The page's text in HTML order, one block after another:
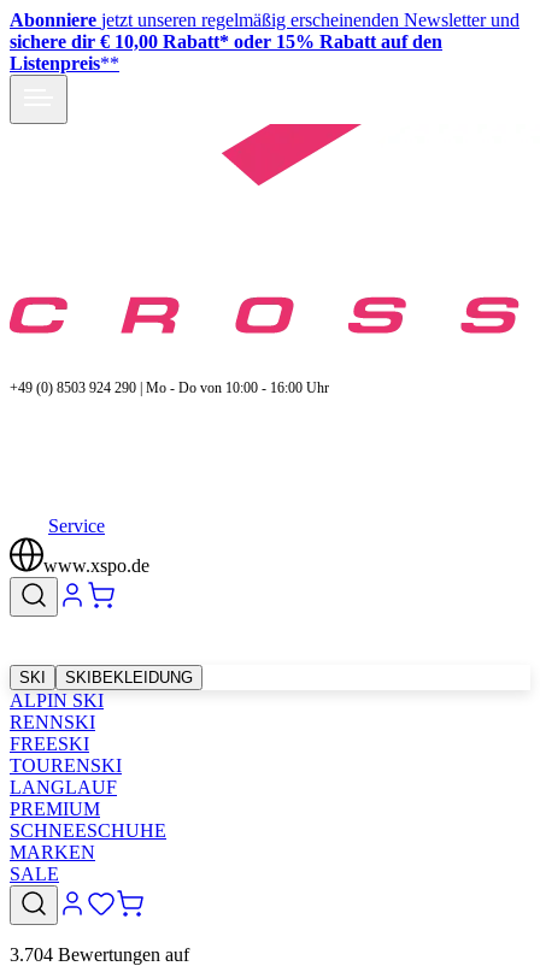
Abonniere jetzt unseren regelmäßig erscheinenden Newsletter und
sichere dir € 10,00 Rabatt* oder 15% Rabatt auf den
Listenpreis**
+49 (0) 8503 924 290 | Mo - Do von 10:00 - 16:00 Uhr
Service
www.xspo.de
SKI SKIBEKLEIDUNG
ALPIN SKI
RENNSKI
FREESKI
TOURENSKI
LANGLAUF
PREMIUM
SCHNEESCHUHE
MARKEN
SALE
3.704 Bewertungen auf